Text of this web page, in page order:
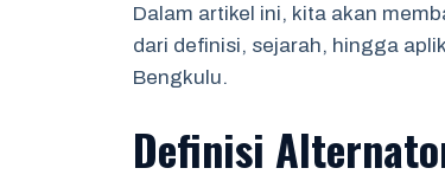
Dalam artikel ini, kita akan
dari definisi, sejarah, hingga
Bengkulu.
Definisi